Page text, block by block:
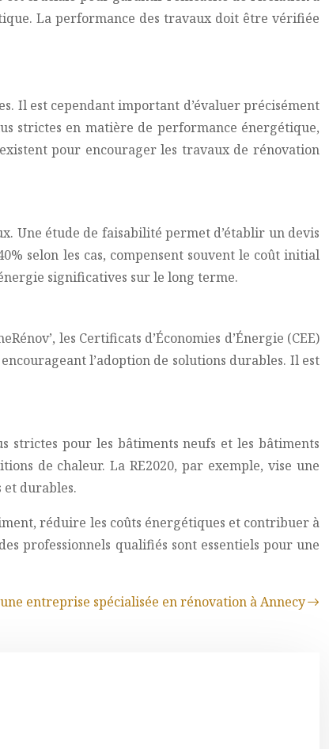
La performance des travaux doit être vérifiée
Il est cependant important d’évaluer précisément
strictes en matière de performance énergétique,
pour encourager les travaux de rénovation
Une étude de faisabilité permet d’établir un devis
selon les cas, compensent souvent le coût initial
significatives sur le long terme.
les Certificats d’Économies d’Énergie (CEE)
l’adoption de solutions durables. Il est
strictes pour les bâtiments neufs et les bâtiments
de chaleur. La RE2020, par exemple, vise une
et durables.
réduire les coûts énergétiques et contribuer à
professionnels qualifiés sont essentiels pour une
entreprise spécialisée en rénovation à Annecy